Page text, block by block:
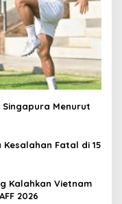
Singapura Menurut
Kesalahan Fatal di 15
Kalahkan Vietnam
2026